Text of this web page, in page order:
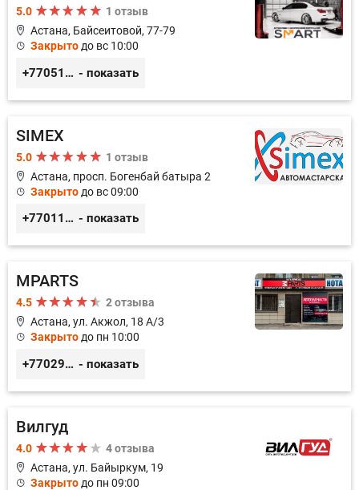
5.0
1 отзыв
Астана, Байсеитовой, 77-79
Закрыто до вс 10:00
+77051092269 - показать
SIMEX
5.0
1 отзыв
Астана, просп. Богенбай батыра 2
Закрыто до вс 09:00
+77011248780 - показать
MPARTS
4.5
2 отзыва
Астана, ул. Акжол, 18 А/3
Закрыто до пн 10:00
+77029352979 - показать
Вилгуд
4.0
4 отзыва
Астана, ул. Байыркум, 19
Закрыто до пн 09:00